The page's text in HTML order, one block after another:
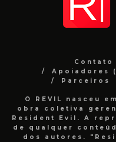
Contato
Apoiadores
Parceiros
O REVIL nasceu
obra coletiva
Resident Evil. A
de qualquer
dos autores.